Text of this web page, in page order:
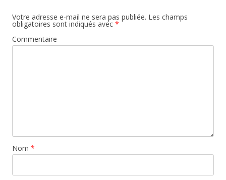
Votre adresse e-mail ne sera pas publiée. Les champs
obligatoires sont indiqués avec *
Commentaire
Nom *